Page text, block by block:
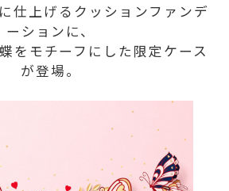
仕上げるクッションファンデ
ーションに、
をモチーフにした限定ケース
が登場。